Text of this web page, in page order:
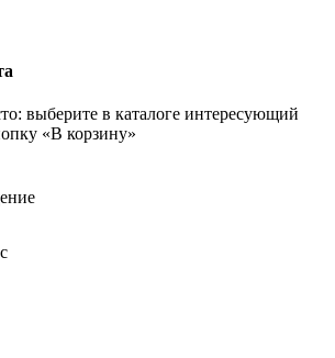
выберите в каталоге интересующий
«В корзину»